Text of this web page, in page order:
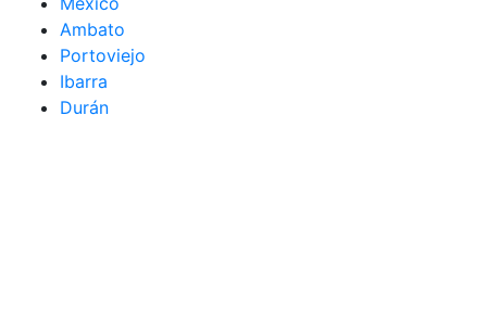
Ambato
Portoviejo
Ibarra
Durán